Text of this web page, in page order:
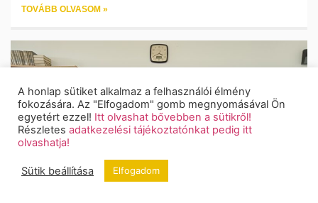
TOVÁBB OLVASOM »
A honlap sütiket alkalmaz a felhasználói élmény
fokozására. Az "Elfogadom" gomb megnyomásával Ön
egyetért ezzel! Itt olvashat bővebben a sütikről!
Részletes adatkezelési tájékoztatónkat pedig itt
olvashatja!
Sütik beállítása Elfogadom